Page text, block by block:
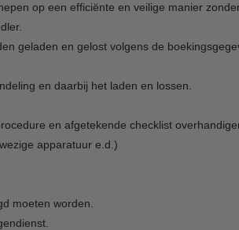
op een efficiënte en veilige manier
geladen en gelost volgens de
en daarbij het laden en lossen.
en afgetekende checklist
apparatuur e.d.)
moeten worden.